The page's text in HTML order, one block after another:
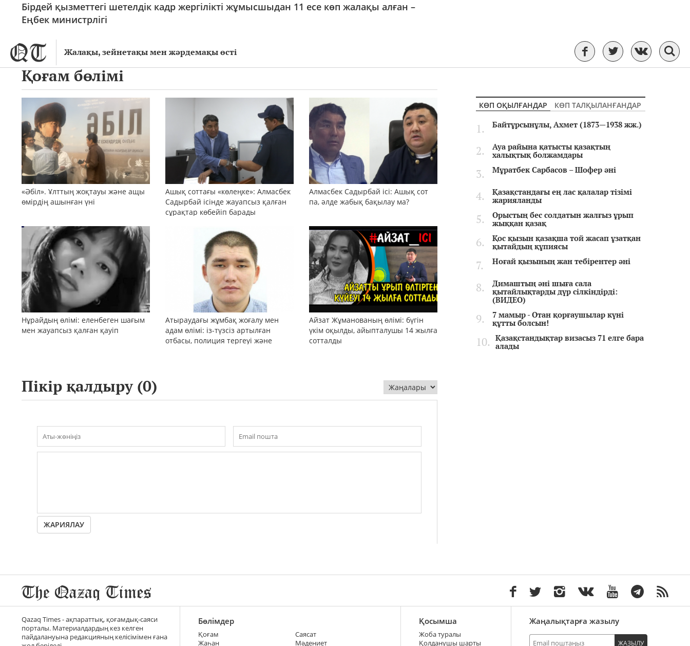
Жалақы, зейнетақы мен жәрдемақы өсті
Бірдей қызметтегі шетелдік кадр жергілікті жұмысшыдан 11 есе көп жалақы алған –
Еңбек министрлігі
Қоғам бөлімі
«Әбіл». Ұлттың жоқтауы және ащы
өмірдің ашынған үні
Ашық соттағы «көлеңке»: Алмасбек
Садырбай ісінде жауапсыз қалған
сұрақтар көбейіп барады
Алмасбек Садырбай ісі: Ашық сот
па, әлде жабық бақылау ма?
Нұрайдың өлімі: еленбеген шағым
мен жауапсыз қалған қауіп
Атыраудағы жұмбақ жоғалу мен
адам өлімі: із-түзсіз артылған
отбасы, полиция тергеуі және
Айзат Жұманованың өлімі: бүгін
үкім оқылды, айыпталушы 14 жылға
сотталды
Пікір қалдыру (0)
ЖАРИЯЛАУ
КӨП ОҚЫЛҒАНДАР
КӨП ТАЛҚЫЛАНҒАНДАР
Байтұрсынұлы, Ахмет (1873—1938 жж.)
Ауа райына қатысты қазақтың
халықтық болжамдары
Мұратбек Сарбасов – Шофер әні
Қазақстандағы ең лас қалалар тізімі
жарияланды
Орыстың бес солдатын жалғыз ұрып
жыққан қазақ
Қос қызын қазақша той жасап ұзатқан
қытайдың құпиясы
Ноғай қызының жан тебірентер әні
Димаштың әні шыға сала
қытайлықтарды дүр сілкіндірді:
(ВИДЕО)
7 мамыр - Отан қорғаушылар күні
құтты болсын!
Қазақстандықтар визасыз 71 елге бара
алады
Qazaq Times - ақпараттық, қоғамдық-саяси
порталы. Материалдардың кез келген
пайдалануына редакцияның келісімімен ғана
Бөлімдер
Қоғам
Жаһан
Саясат
Мәдениет
Қосымша
Жоба туралы
Қолданушы шарты
Жаңалықтарға жазылу
ЖАЗЫЛУ